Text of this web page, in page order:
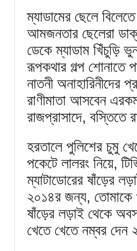
ম্যাডামের ছেলে
আমজনতার ছেলেরা
ডেকে ম্যাডাম খিঁচুড়ি
রূপকথার গল্প শোনাতে
নাতনী অনাহারিনীদের
রাণীমাতা আসবেন
রাজপ্রাসাদে,
হরতালে পুলিশের চুমু
পকেটে লালরং নিয়ে,
ম্যাটাডোরের ষাঁড়ের
২০১৪র জন্য, তোমাকে
ষাঁড়ের লড়াই থেকে
খেতে খেতে নম্বর দেন